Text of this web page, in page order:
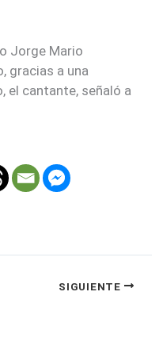
Jorge Mario
gracias a una
el cantante, señaló a
SIGUIENTE